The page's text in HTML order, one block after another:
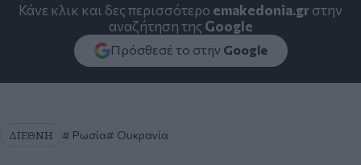
Κάνε κλικ και δες περισσότερο emakedonia.grστην
αναζήτηση της Google
Πρόσθεσέ το στην Google
ΔΙΕΘΝΗ Ρωσία Ουκρανία